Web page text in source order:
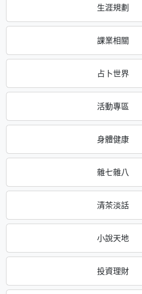
生涯規劃
課業相關
占卜世界
活動專區
身體健康
雜七雜八
清茶淡話
小說天地
投資理財